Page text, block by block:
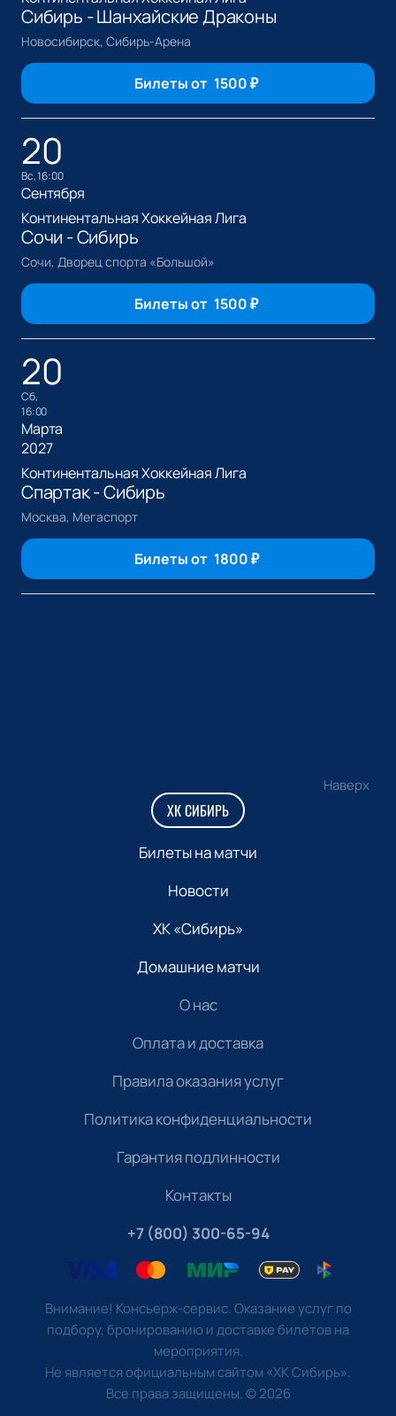
Сибирь - Шанхайские Драконы
Новосибирск, Сибирь-Арена
Билеты от 1500₽
20
вс, 16:00
Сентября
Континентальная Хоккейная Лига
Сочи - Сибирь
Сочи, Дворец спорта «Большой»
Билеты от 1500₽
20
сб,
16:00
Марта
2027
Континентальная Хоккейная Лига
Спартак - Сибирь
Москва, Мегаспорт
Билеты от 1800₽
Наверх
ХК СИБИРЬ
Билеты на матчи
Новости
ХК «Сибирь»
Домашние матчи
О нас
Оплата и доставка
Правила оказания услуг
Политика конфиденциальности
Гарантия подлинности
Контакты
+7 (800) 300-65-94
Внимание! Консьерж-сервис. Оказание услуг по
подбору, бронированию и доставке билетов на
мероприятия.
Не является официальным сайтом «ХК Сибирь».
Все права защищены.©2026